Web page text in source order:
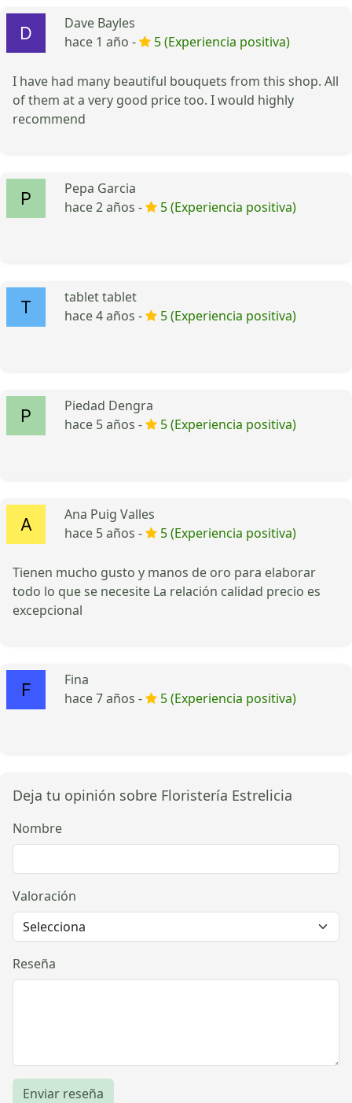
Dave Bayles
hace 1 año -
5 (Experiencia positiva)
I have had many beautiful bouquets from this shop. All
of them at a very good price too. I would highly
recommend
Pepa Garcia
hace 2 años -
5 (Experiencia positiva)
tablet tablet
hace 4 años -
5 (Experiencia positiva)
Piedad Dengra
hace 5 años -
5 (Experiencia positiva)
Ana Puig Valles
hace 5 años -
5 (Experiencia positiva)
Tienen mucho gusto y manos de oro para elaborar
todo lo que se necesite La relación calidad precio es
excepcional
Fina
hace 7 años -
5 (Experiencia positiva)
Deja tu opinión sobre Floristería Estrelicia
Nombre
Valoración
Reseña
Enviar reseña